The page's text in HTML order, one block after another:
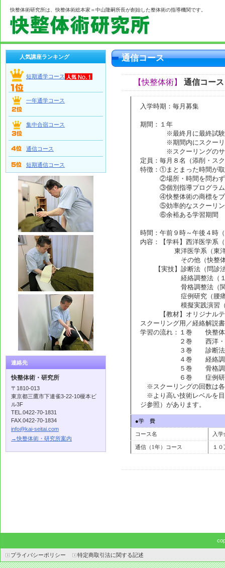
快整体術研究所は、快整体術総本家＝中山隆嗣所長が創始した整体術の指導機関です。
通信コース
【快整体術】 通信コー
入学時期：毎月募集
期間：１年
※最終月に最終試験と
※期間内にスクーリン
※スクーリングのサポー
定員：毎月８名（添削・ス
特徴：①まとまった時間が
②場所・時間を問わず
③個別指導プログラムの
④快整体術の商標をブラ
⑤効率的なスクーリング
⑥余裕ある学習期間
時間：午前９時～午後４時
内容：【学科】西洋医学系
東洋医学系（東洋医学
その他（快整体術概論
【実技】診断法（問診法
経絡調整法（１４経
骨格調整法（関節部
症例研究（腰痛・肩コ
模擬実践演習（実際
【教材】オリジナルテキ
スクーリング用／経絡解説
学習の流れ：１巻 快整
２巻 西洋・東洋
３巻 診断法・経絡
４巻 経絡調整（
５巻 骨格調整 →
６巻 症例研究 →
※スクーリングの回数は各
※より高い技術レベルを目
ジ参照）があります。
●学 費
コース名 入学
通信（1年）コース １
人気講座ランキング
短期通学コース
一年通学コース
集中合宿コース
通信コース
短期通信コース
連絡先
快整体術・研究所
〒1810-013
東京都三鷹市下連雀3-22-10榎本ビ
ル3F
TEL.0422-70-1831
FAX.0422-70-1834
info@kai-seitai.com
→快整体術・研究所案内
プライバシーポリシー 特定商取引法に関する記述